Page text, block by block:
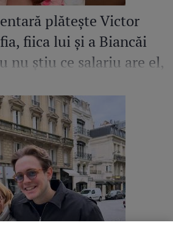
plătește Victor
fiica lui și a Biancăi
nu știu ce salariu are el,